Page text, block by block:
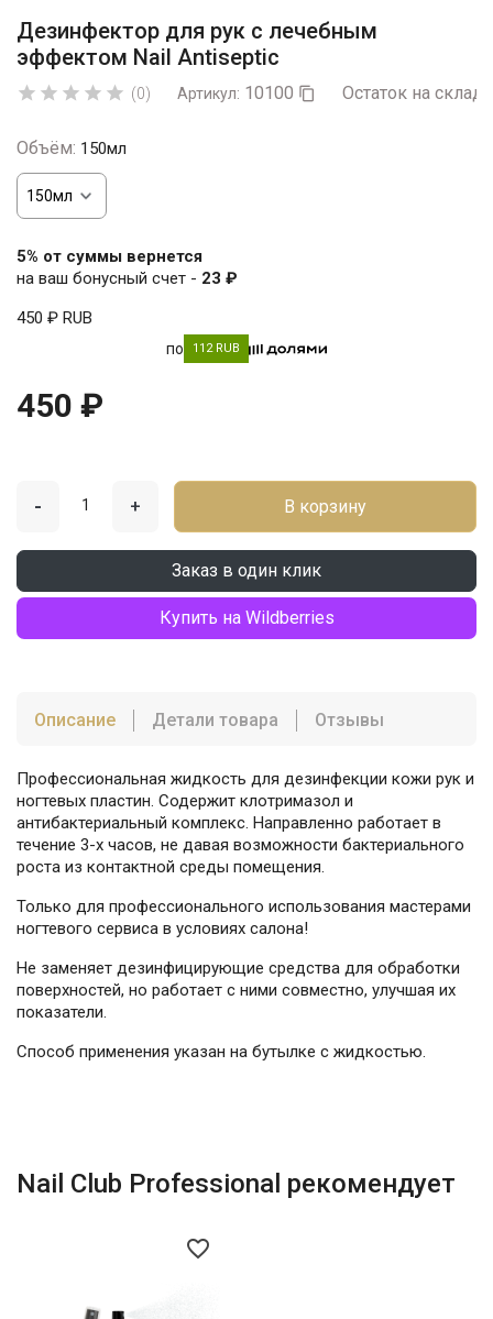
Дезинфектор для рук с лечебным
эффектом Nail Antiseptic
     (0) Артикул: 10100  Остаток на
Объём: 150мл
5% от суммы вернется
на ваш бонусный счет - 23 ₽
450 ₽ RUB
по 112 RUB
450 ₽
- + В корзину
Заказ в один клик
Купить на Wildberries
Описание Детали товара Отзывы
Профессиональная жидкость для дезинфекции кожи рук и
ногтевых пластин. Содержит клотримазол и
антибактериальный комплекс. Направленно работает в
течение 3-х часов, не давая возможности бактериального
роста из контактной среды помещения.
Только для профессионального использования мастерами
ногтевого сервиса в условиях салона!
Не заменяет дезинфицирующие средства для обработки
поверхностей, но работает с ними совместно, улучшая их
показатели.
Способ применения указан на бутылке с жидкостью.
Nail Club Professional рекомендует
favorite_border